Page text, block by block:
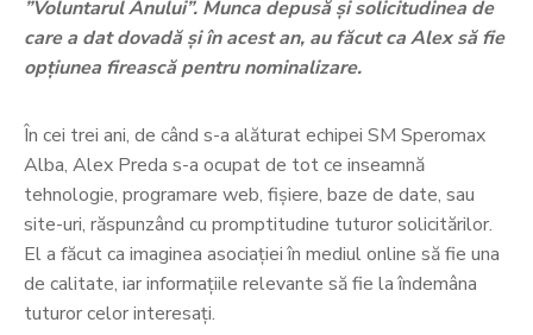
”Voluntarul Anului”. Munca depusă și solicitudinea de
care a dat dovadă și în acest an, au făcut ca Alex să fie
opțiunea firească pentru nominalizare.
În cei trei ani, de când s-a alăturat echipei SM Speromax
Alba, Alex Preda s-a ocupat de tot ce inseamnă
tehnologie, programare web, fișiere, baze de date, sau
site-uri, răspunzând cu promptitudine tuturor solicitărilor.
El a făcut ca imaginea asociației în mediul online să fie una
de calitate, iar informațiile relevante să fie la îndemâna
tuturor celor interesați.